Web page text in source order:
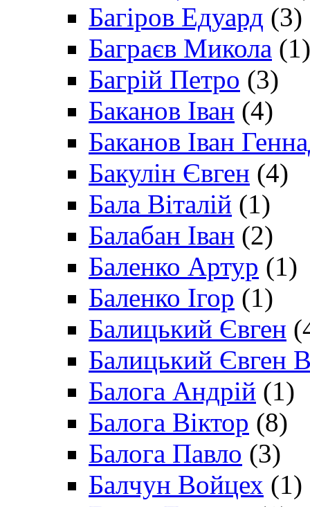
Багіров Едуард (3)
Баграєв Микола (1)
Багрій Петро (3)
Баканов Іван (4)
Баканов Іван
Бакулін Євген (4)
Бала Віталій (1)
Балабан Іван (2)
Баленко Артур (1)
Баленко Ігор (1)
Балицький Євген
Балицький Євген
Балога Андрій (1)
Балога Віктор (8)
Балога Павло (3)
Балчун Войцех (1)